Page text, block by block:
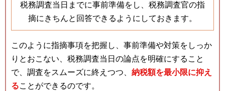
税務調査当日までに事前準備をし、税務調査官の指
摘にきちんと回答できるようにしておきます。
このように指摘事項を把握し、事前準備や対策をしっか
りとおこない、税務調査当日の論点を明確にすること
で、調査をスムーズに終えつつ、 納税額を最小限に抑え
ることができるのです。